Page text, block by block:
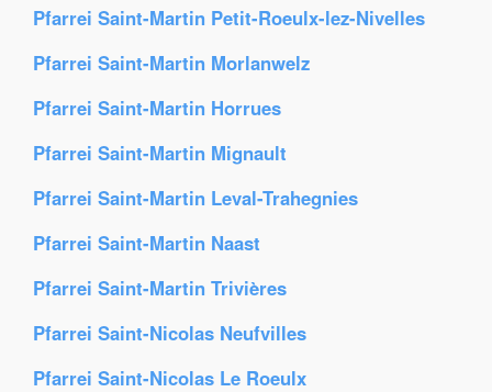
Pfarrei Saint-Martin Petit-Roeulx-lez-Nivelles
Pfarrei Saint-Martin Morlanwelz
Pfarrei Saint-Martin Horrues
Pfarrei Saint-Martin Mignault
Pfarrei Saint-Martin Leval-Trahegnies
Pfarrei Saint-Martin Naast
Pfarrei Saint-Martin Trivières
Pfarrei Saint-Nicolas Neufvilles
Pfarrei Saint-Nicolas Le Roeulx